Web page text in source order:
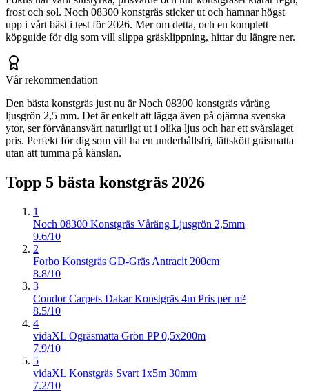
frost och sol. Noch 08300 konstgräs sticker ut och hamnar högst
upp i vårt bäst i test för 2026. Mer om detta, och en komplett
köpguide för dig som vill slippa gräsklippning, hittar du längre ner.
Vår rekommendation
Den bästa konstgräs just nu är Noch 08300 konstgräs våräng
ljusgrön 2,5 mm. Det är enkelt att lägga även på ojämna svenska
ytor, ser förvånansvärt naturligt ut i olika ljus och har ett svårslaget
pris. Perfekt för dig som vill ha en underhållsfri, lättskött gräsmatta
utan att tumma på känslan.
Topp 5 bästa konstgräs 2026
1
Noch 08300 Konstgräs Våräng Ljusgrön 2,5mm
9.6/10
2
Forbo Konstgräs GD-Gräs Antracit 200cm
8.8/10
3
Condor Carpets Dakar Konstgräs 4m Pris per m²
8.5/10
4
vidaXL Ogräsmatta Grön PP 0,5x200m
7.9/10
5
vidaXL Konstgräs Svart 1x5m 30mm
7.2/10